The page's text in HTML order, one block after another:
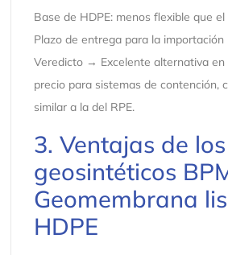
Base de HDPE: menos flexible que el
Plazo de entrega para la importación
Veredicto → Excelente alternativa en
precio para sistemas de contención,
similar a la del RPE.
3. Ventajas de los
geosintéticos
Geomembrana
HDPE